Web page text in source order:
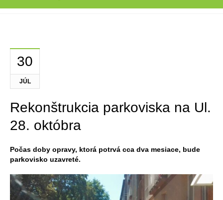
30
JÚL
Rekonštrukcia parkoviska na Ul.
28. októbra
Počas doby opravy, ktorá potrvá cca dva mesiace, bude
parkovisko uzavreté.